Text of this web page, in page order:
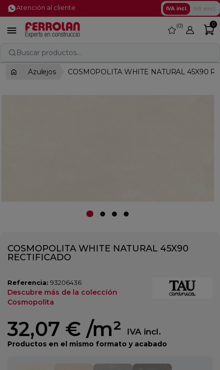
Atención al cliente IVA incl.
 favorite
0 0
Buscar productos...
Azulejos COSMOPOLITA WHITE NATURAL 45X90
COSMOPOLITA WHITE NATURAL 45X90
RECTIFICADO
Referencia: 93206436
Descubre más de la colección
Cosmopolita
32,07 € /m² IVA incl.
Productos en el mismo formato y acabado